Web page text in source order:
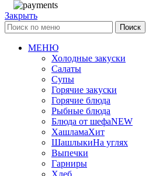
Закрыть
Поиск
МЕНЮ
Холодные закуски
Салаты
Супы
Горячие закуски
Горячие блюда
Рыбные блюда
Блюда от шефаNEW
ХашламаХит
ШашлыкиНа углях
Выпечки
Гарниры
Хлеб